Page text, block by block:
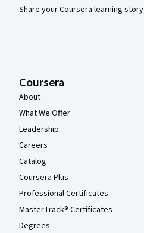
Share your Coursera learning story
Coursera
About
What We Offer
Leadership
Careers
Catalog
Coursera Plus
Professional Certificates
MasterTrack® Certificates
Degrees